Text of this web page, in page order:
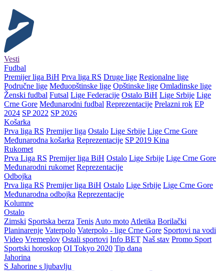
Vesti
Fudbal
Premijer liga BiH Prva liga RS Druge lige Regionalne lige
Područne lige Međuopštinske lige Opštinske lige Omladinske lige
Ženski fudbal Futsal Lige Federacije Ostalo BiH Lige Srbije Lige
Crne Gore Međunarodni fudbal Reprezentacije Prelazni rok EP
2024 SP 2022 SP 2026
Košarka
Prva liga RS Premijer liga Ostalo Lige Srbije Lige Crne Gore
Međunarodna košarka Reprezentacije SP 2019 Kina
Rukomet
Prva Liga RS Premijer liga BiH Ostalo Lige Srbije Lige Crne Gore
Međunarodni rukomet Reprezentacije
Odbojka
Prva liga RS Premijer liga BiH Ostalo Lige Srbije Lige Crne Gore
Međunarodna odbojka Reprezentacije
Kolumne
Ostalo
Zimski Sportska berza Tenis Auto moto Atletika Borilački
Planinarenje Vaterpolo Vaterpolo - lige Crne Gore Sportovi na vodi
Video Vremeplov Ostali sportovi Info BET Naš stav Promo Sport
Sportski horoskop OI Tokyo 2020 Tip dana
Jahorina
S Jahorine s ljubavlju